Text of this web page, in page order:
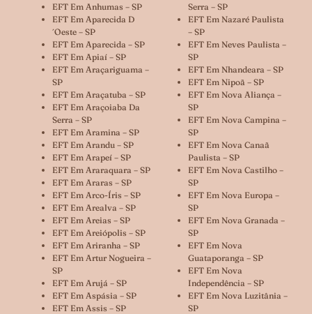
EFT Em Anhumas – SP
EFT Em Aparecida D
´oeste – SP
EFT Em Aparecida – SP
EFT Em Apiaí – SP
EFT Em Araçariguama –
SP
EFT Em Araçatuba – SP
EFT Em Araçoiaba Da
Serra – SP
EFT Em Aramina – SP
EFT Em Arandu – SP
EFT Em Arapeí – SP
EFT Em Araraquara – SP
EFT Em Araras – SP
EFT Em Arco-Íris – SP
EFT Em Arealva – SP
EFT Em Areias – SP
EFT Em Areiópolis – SP
EFT Em Ariranha – SP
EFT Em Artur Nogueira –
SP
EFT Em Arujá – SP
EFT Em Aspásia – SP
EFT Em Assis – SP
Serra – SP
EFT Em Nazaré Paulista
– SP
EFT Em Neves Paulista –
SP
EFT Em Nhandeara – SP
EFT Em Nipoã – SP
EFT Em Nova Aliança –
SP
EFT Em Nova Campina –
SP
EFT Em Nova Canaã
Paulista – SP
EFT Em Nova Castilho –
SP
EFT Em Nova Europa –
SP
EFT Em Nova Granada –
SP
EFT Em Nova
Guataporanga – SP
EFT Em Nova
Independência – SP
EFT Em Nova Luzitânia –
SP